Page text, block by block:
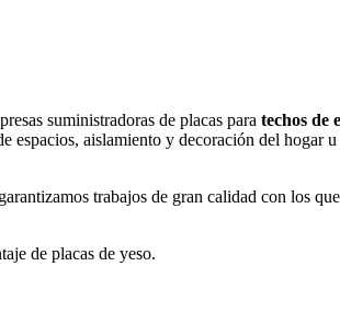
suministradoras de placas para techos de
aislamiento y decoración del hogar
trabajos de gran calidad con los
de placas de yeso.